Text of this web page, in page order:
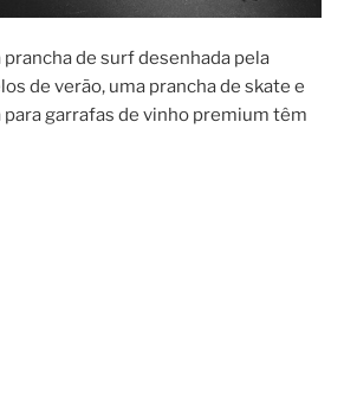
prancha de surf desenhada pela
de verão, uma prancha de skate e
garrafas de vinho premium têm